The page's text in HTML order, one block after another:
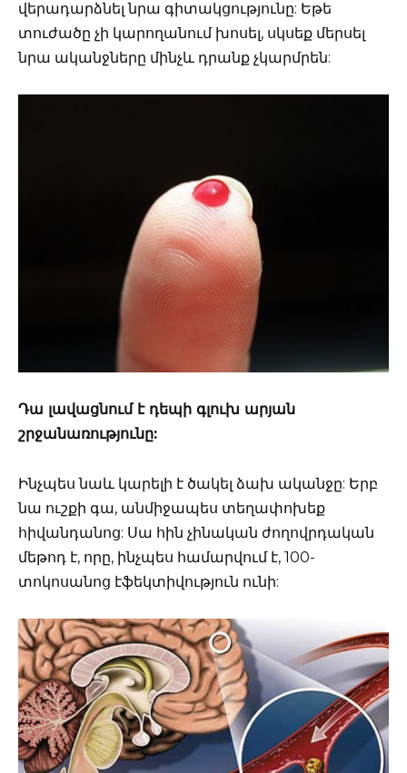
վերադարձնել նրա գիտակցությունը: Եթե
տուժածը չի կարողանում խոսել, սկսեք մերսել
նրա ականջները մինչև դրանք չկարմրեն:
Դա լավացնում է դեպի գլուխ արյան
շրջանառությունը:
Ինչպես նաև կարելի է ծակել ձախ ականջը: Երբ
նա ուշքի գա, անմիջապես տեղափոխեք
հիվանդանոց: Սա հին չինական ժողովրդական
մեթոդ է, որը, ինչպես համարվում է, 100-
տոկոսանոց էֆեկտիվություն ունի: